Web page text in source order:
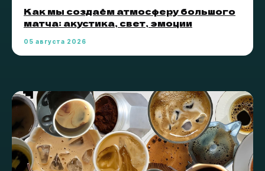
Как мы создаём атмосферу большого
матча: акустика, свет, эмоции
05 августа 2026